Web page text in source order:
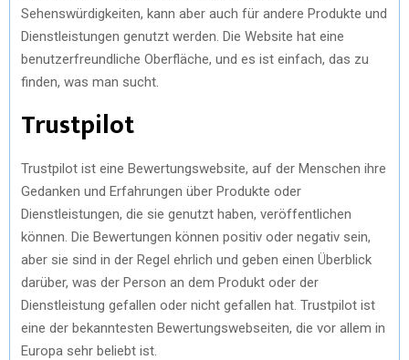
Sehenswürdigkeiten, kann aber auch für andere Produkte und
Dienstleistungen genutzt werden. Die Website hat eine
benutzerfreundliche Oberfläche, und es ist einfach, das zu
finden, was man sucht.
Trustpilot
Trustpilot ist eine Bewertungswebsite, auf der Menschen ihre
Gedanken und Erfahrungen über Produkte oder
Dienstleistungen, die sie genutzt haben, veröffentlichen
können. Die Bewertungen können positiv oder negativ sein,
aber sie sind in der Regel ehrlich und geben einen Überblick
darüber, was der Person an dem Produkt oder der
Dienstleistung gefallen oder nicht gefallen hat. Trustpilot ist
eine der bekanntesten Bewertungswebseiten, die vor allem in
Europa sehr beliebt ist.